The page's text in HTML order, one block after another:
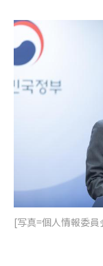
b
o
o
k
[写真=個人情報委